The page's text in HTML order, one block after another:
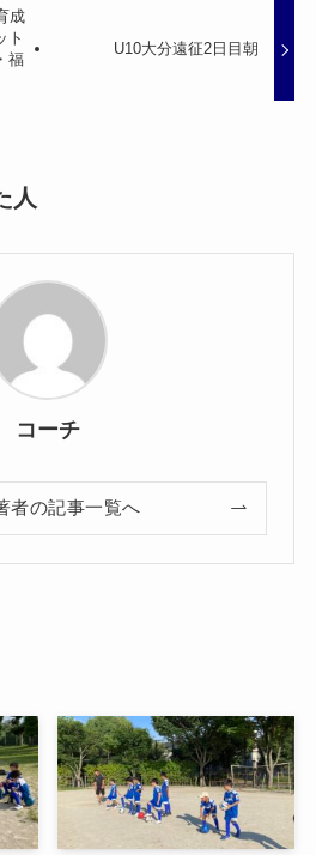
成
ト
福
U10大分遠征2日目朝
人
コーチ
者の記事一覧へ